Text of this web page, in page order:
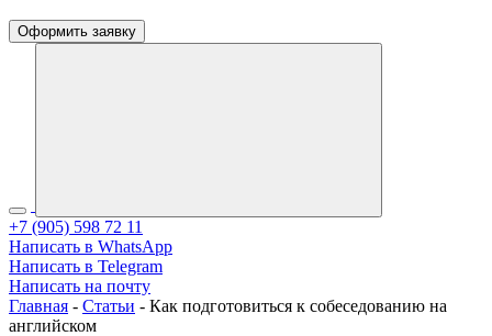
Оформить заявку
+7 (905) 598 72 11
Написать в WhatsApp
Написать в Telegram
Написать на почту
Главная - Статьи - Как подготовиться к собеседованию на
английском